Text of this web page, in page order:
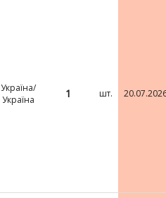
Україна/
Україна
1 шт.